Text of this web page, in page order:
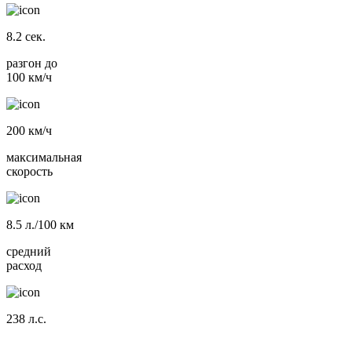
8.2 сек.
разгон до
100 км/ч
200 км/ч
максимальная
скорость
8.5 л./100 км
средний
расход
238 л.с.